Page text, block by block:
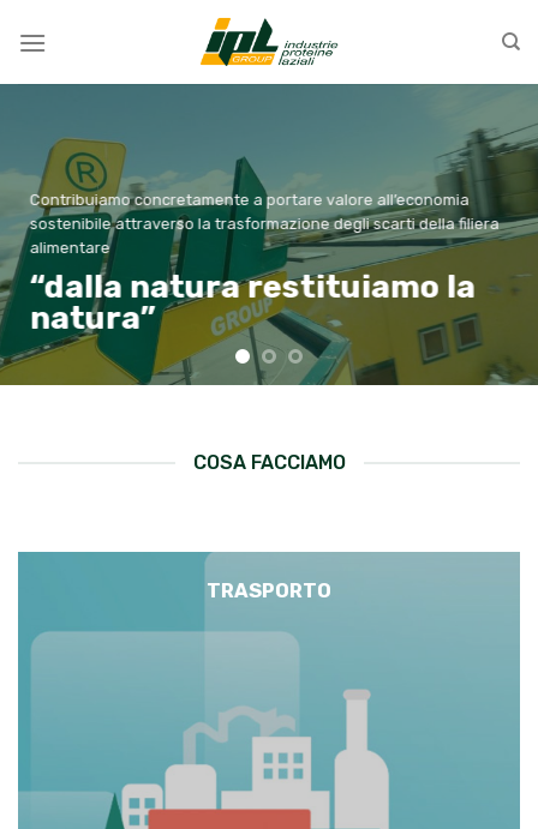
filiera
la
Valorizziamo
gli
scartidella
filiera
alimentare
COSA FACCIAMO
TRASPORTO